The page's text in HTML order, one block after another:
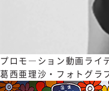
プロモ―ション動画 ライ
葛西亜理沙・フォトグ